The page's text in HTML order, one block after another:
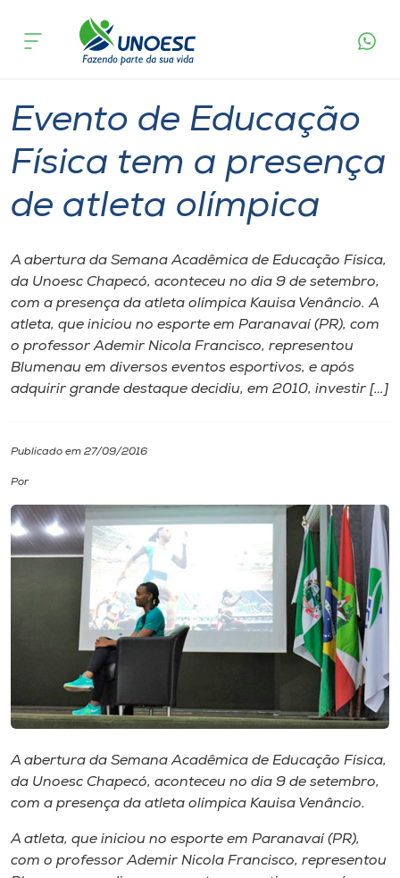
Cursos
Pesquisa
Atendimento ao Estudante
Portal de Ensino
A
Unoesc
Internacionalização
Cultura
Biblioteca
Editora
Rádio
Museu
Unoesc
acontece
Evento de Educação
Física tem a presença
de atleta olímpica
A abertura da Semana Acadêmica de Educação Física,
da Unoesc Chapecó, aconteceu no dia 9 de setembro,
com a presença da atleta olímpica Kauisa Venâncio. A
atleta, que iniciou no esporte em Paranavaí (PR), com
o professor Ademir Nicola Francisco, representou
Blumenau em diversos eventos esportivos, e após
adquirir grande destaque decidiu, em 2010, investir […]
Publicado em 27/09/2016
Por
A abertura da Semana Acadêmica de Educação Física,
da Unoesc Chapecó, aconteceu no dia 9 de setembro,
com a presença da atleta olímpica Kauisa Venâncio.
A atleta, que iniciou no esporte em Paranavaí (PR),
com o professor Ademir Nicola Francisco, representou